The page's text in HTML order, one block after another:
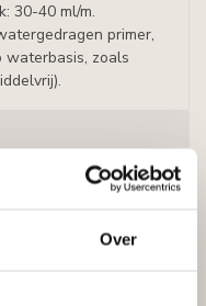
Over
30-40 ml/m.
primer,
waterbasis, zoals